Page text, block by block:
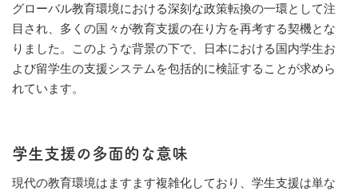
グローバル教育環境における深刻な政策転換の一環として注
目され、多くの国々が教育支援の在り方を再考する契機とな
りました。このような背景の下で、日本における国内学生お
よび留学生の支援システムを包括的に検証することが求めら
れています。
学生支援の多面的な意味
現代の教育環境はますます複雑化しており、学生支援は単な